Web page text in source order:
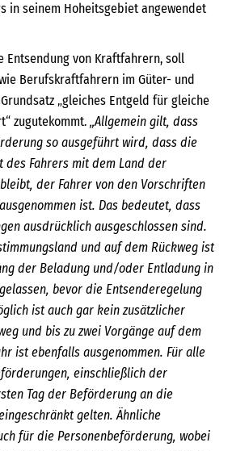
in seinem Hoheitsgebiet angewendet
Entsendung von Kraftfahrern, soll
Berufskraftfahrern im Güter- und
„gleiches Entgeld für gleiche
zugutekommt. „Allgemein gilt, dass
so ausgeführt wird, dass die
des Fahrers mit dem Land der
der Fahrer von den Vorschriften
ist. Das bedeutet, dass
ausdrücklich ausgeschlossen sind.
und auf dem Rückweg ist
der Beladung und/oder Entladung in
bevor die Entsenderegelung
ist auch gar kein zusätzlicher
und bis zu zwei Vorgänge auf dem
ist ebenfalls ausgenommen. Für alle
einschließlich der
Tag der Beförderung an die
gelten. Ähnliche
für die Personenbeförderung, wobei